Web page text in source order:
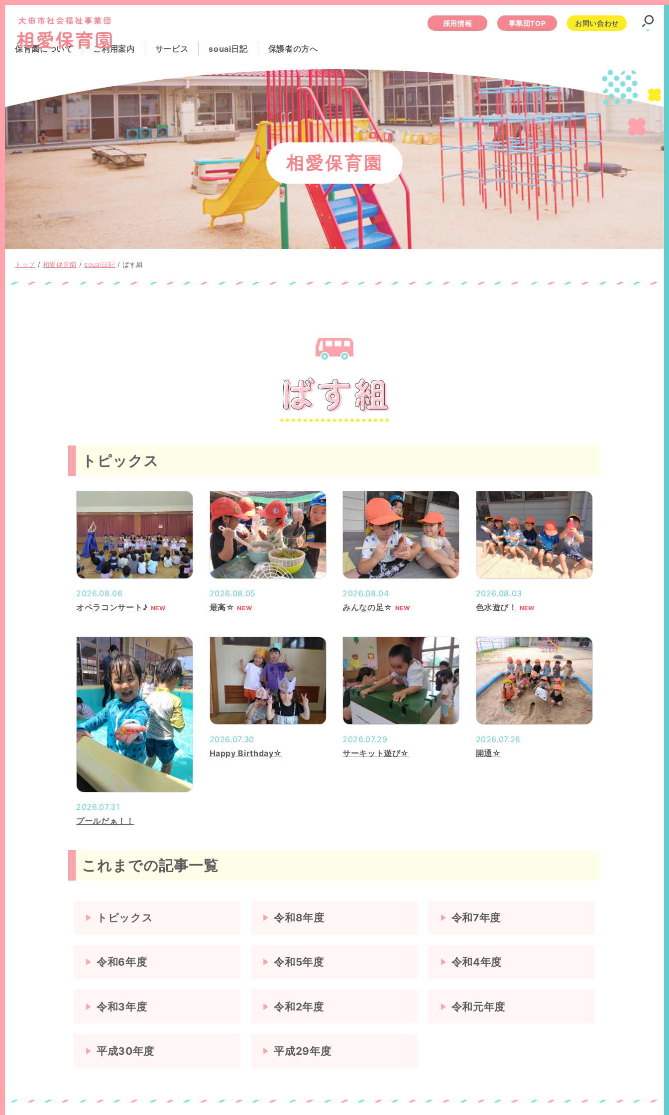
このページの本文へ
採用情報 事業団TOP お問い合わせ
保育園について ご利用案内 サービス souai日記 保護者の方へ
相愛保育園
現
トップ/ 相愛保育園 / souai日記 / ばす組
トピックス
2026.08.06
オペラコンサート♪ NEW
2026.08.05
最高☆ NEW
2026.08.04
みんなの足☆ NEW
2026.08.03
色水遊び！
NEW
2026.07.31
プールだぁ！！
2026.07.30
Happy Birthday☆
2026.07.29
サーキット遊び☆
2026.07.28
開通☆
これまでの記事一覧
トピックス 令和8年度 令和7年度
令和6年度 令和5年度 令和4年度
令和3年度 令和2年度 令和元年度
平成30年度 平成29年度